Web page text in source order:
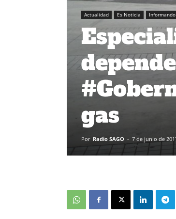
Actualidad Es Noticia
gas
Por Radio SAGO - 7 de junio de